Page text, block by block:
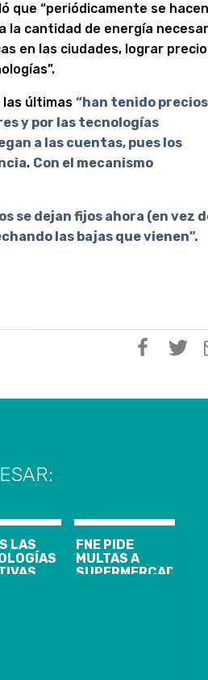
que “periódicamente se hacen
la cantidad de energía
en las ciudades, lograr
las últimas“han tenido precios
y por las tecnologías
a las cuentas, pues los
. Con el mecanismo
se dejan fijos ahora (en vez
las bajas que vienen”.
LAS
FNE PIDE
MULTAS A
SUPERMERCADOS